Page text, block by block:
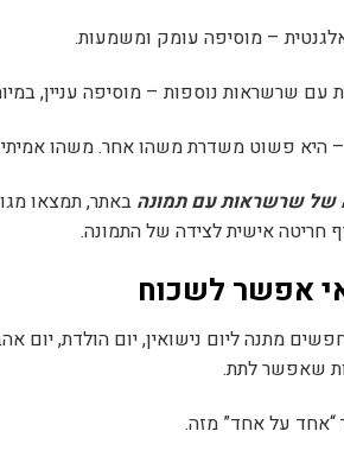
– מוסיפה עומק ומשמעות.
עם שרשראות נוספות – מוסיפה עניין,
– היא פשוט משדרת משהו אחר. משהו
של שרשראות עם תמונה באתר, תמצאו
חריטה אישית לצידה של התמונה.
אפשר לשכוח
מתנה ליום נישואין, יום הולדת, יום
שאפשר לתת.
“אחד על אחד” מזה.